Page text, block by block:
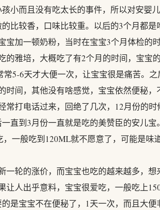
小而且没有吃太长的事件，所以对安婴
比较香，口味比较重。以后的3个月都是
宝加一顿奶粉，当时在宝宝3个月体检的
的雅培，大概吃了有2个月的时间，宝宝
5-6天才大便一次，让宝宝很是痛苦。
时间，其他没有啥感觉，宝宝依然便秘
常打电话过来，回绝了几次，12月份的
直到3月份一直就是吃的美赞臣的安儿
一般吃到120ML就不愿意了，可能是味
一轮的涨价，而宝宝也吃的越来越多，
让人出乎意料，宝宝很爱吃，一般吃上
是宝宝不在便秘了，1天一次，而且大